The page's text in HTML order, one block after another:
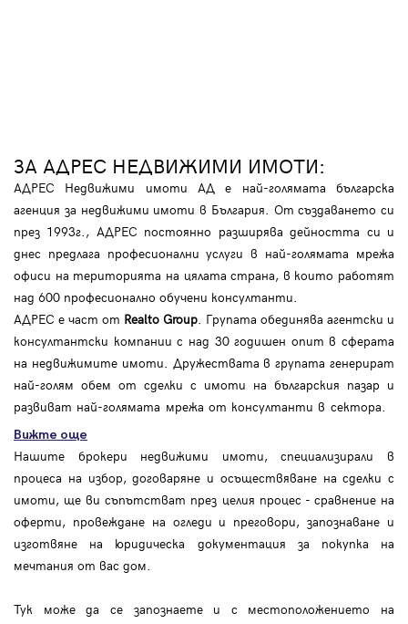
ЗА АДРЕС НЕДВИЖИМИ ИМОТИ:
АДРЕС Недвижими имоти АД е най-голямата българска
агенция за недвижими имоти в България. От създаването си
през 1993г., АДРЕС постоянно разширява дейността си и
днес предлага професионални услуги в най-голямата мрежа
офиси на територията на цялата страна, в които работят
над 600 професионално обучени консултанти.
АДРЕС е част от Realto Group . Групата обединява агентски и
консултантски компании с над 30 годишен опит в сферата
на недвижимите имоти. Дружествата в групата генерират
най-голям обем от сделки с имоти на българския пазар и
развиват най-голямата мрежа от консултанти в сектора.
Вижте още
Нашите брокери недвижими имоти, специализирали в
процеса на избор, договаряне и осъществяване на сделки с
имоти, ще ви съпътстват през целия процес - сравнение на
оферти, провеждане на огледи и преговори, запознаване и
изготвяне на юридическа документация за покупка на
мечтания от вас дом.
Тук може да се запознаете и с местоположението на